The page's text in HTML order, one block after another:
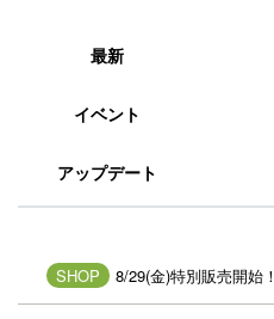
最新
イベント
アップデート
SHOP 8/29(金)特別販売開始！